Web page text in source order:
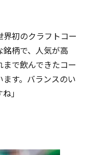
界初のクラフトコー
柄で、人気が高
で飲んできたコー
す。バランスのい
」